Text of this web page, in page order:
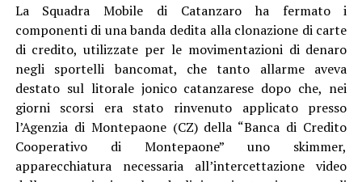
La Squadra Mobile di Catanzaro ha fermato i
componenti di una banda dedita alla clonazione di carte
di credito, utilizzate per le movimentazioni di denaro
negli sportelli bancomat, che tanto allarme aveva
destato sul litorale jonico catanzarese dopo che, nei
giorni scorsi era stato rinvenuto applicato presso
l’Agenzia di Montepaone (CZ) della “Banca di Credito
Cooperativo di Montepaone” uno skimmer,
apparecchiatura necessaria all’intercettazione video